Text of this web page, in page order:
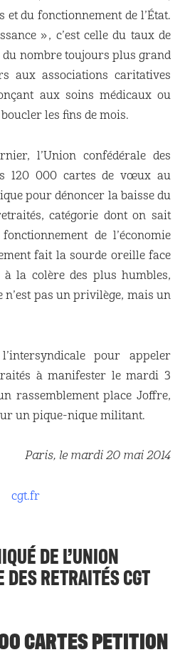
et du fonctionnement de l’État.
», c’est celle du taux de
du nombre toujours plus grand
aux associations caritatives
aux soins médicaux ou
les fins de mois.
l’Union confédérale des
120 000 cartes de vœux au
pour dénoncer la baisse du
catégorie dont on sait
de l’économie
fait la sourde oreille face
la colère des plus humbles,
pas un privilège, mais un
pour appeler
à manifester le mardi 3
rassemblement place Joffre,
un pique-nique militant.
Paris, le mardi 20 mai 2014
cgt.fr
DE L’UNION
DES RETRAITÉS CGT
CARTES PETITION